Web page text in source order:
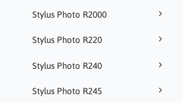
Stylus Photo R2000
Stylus Photo R220
Stylus Photo R240
Stylus Photo R245